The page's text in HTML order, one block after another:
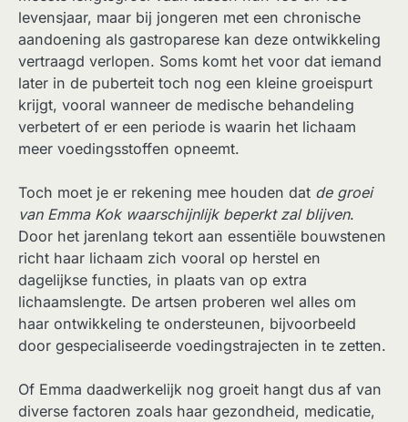
levensjaar, maar bij jongeren met een chronische
aandoening als gastroparese kan deze ontwikkeling
vertraagd verlopen. Soms komt het voor dat iemand
later in de puberteit toch nog een kleine groeispurt
krijgt, vooral wanneer de medische behandeling
verbetert of er een periode is waarin het lichaam
meer voedingsstoffen opneemt.
Toch moet je er rekening mee houden dat de groei
van Emma Kok waarschijnlijk beperkt zal blijven.
Door het jarenlang tekort aan essentiële bouwstenen
richt haar lichaam zich vooral op herstel en
dagelijkse functies, in plaats van op extra
lichaamslengte. De artsen proberen wel alles om
haar ontwikkeling te ondersteunen, bijvoorbeeld
door gespecialiseerde voedingstrajecten in te zetten.
Of Emma daadwerkelijk nog groeit hangt dus af van
diverse factoren zoals haar gezondheid, medicatie,